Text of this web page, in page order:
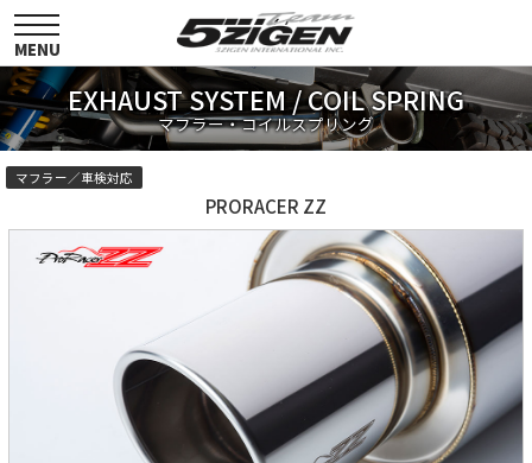
toggle
navigation
MENU
EXHAUST SYSTEM / COIL SPRING
マフラー・コイルスプリング
マフラー／車検対応
PRORACER ZZ